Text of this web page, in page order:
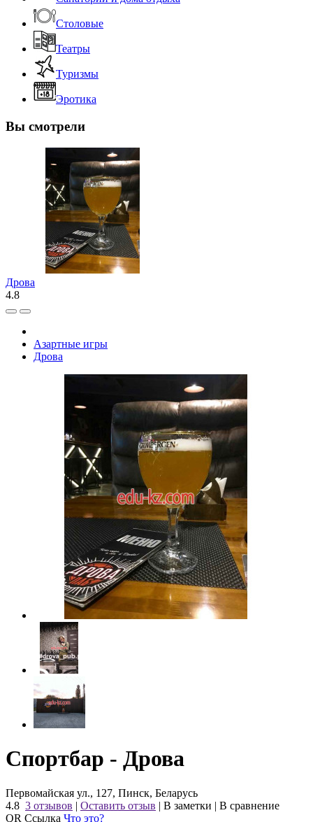
Столовые
Театры
Туризмы
Эротика
Вы смотрели
Дрова
4.8
Азартные игры
Дрова
Спортбар - Дрова
Первомайская ул., 127, Пинск, Беларусь
4.8 3 отзывов | Оставить отзыв | В заметки | В сравнение
QR Ссылка Что это?